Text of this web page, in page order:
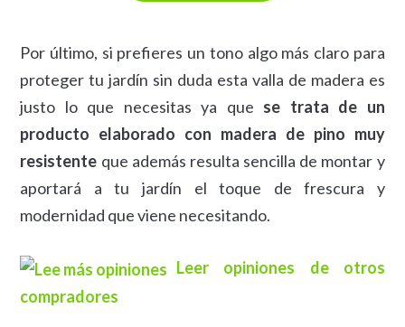
Por último, si prefieres un tono algo más claro para
proteger tu jardín sin duda esta valla de madera es
justo lo que necesitas ya que se trata de un
producto elaborado con madera de pino muy
resistente que además resulta sencilla de montar y
aportará a tu jardín el toque de frescura y
modernidad que viene necesitando.
Leer opiniones de otros
compradores